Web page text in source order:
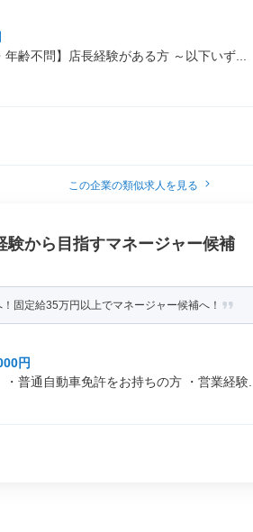
齢不問】店長経験がある方 ～以下いず...
この企業の類似求人を見る
験から目指すマネージャー候補
固定給35万円以上でマネージャー候補へ！
円
普通自動車免許をお持ちの方 ・営業経験...